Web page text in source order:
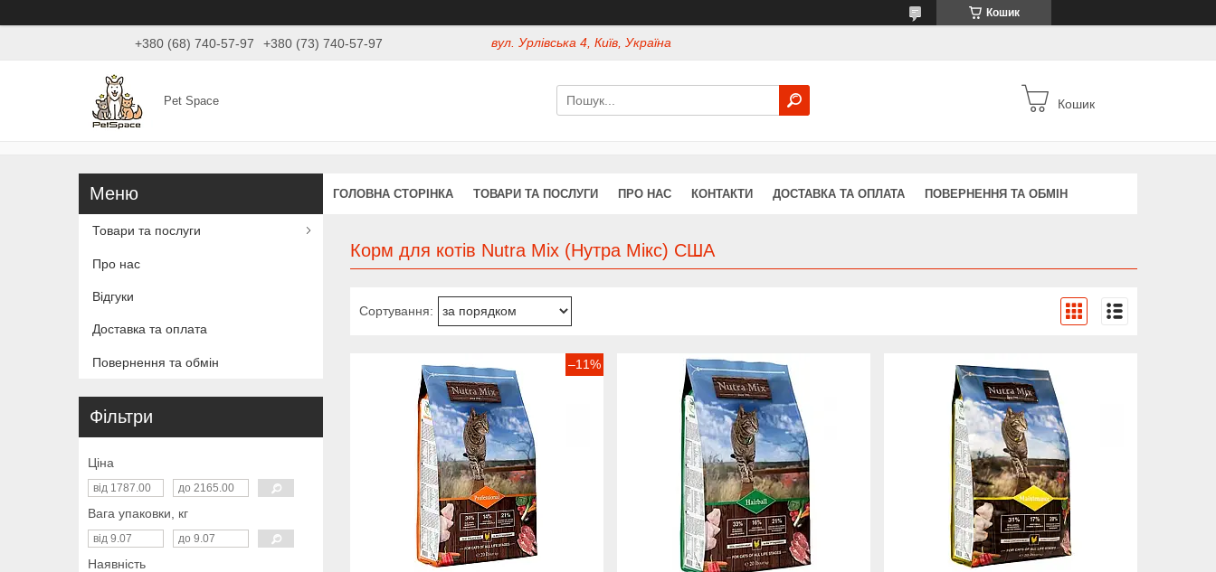
Кошик
+380 (68) 740-57-97 +380 (73) 740-57-97 вул. Урлівська 4, Київ, Україна
Pet Space Кошик
ГОЛОВНА СТОРІНКА ТОВАРИ ТА ПОСЛУГИ ПРО НАС КОНТАКТИ ДОСТАВКА ТА ОПЛАТА ПОВЕРНЕННЯ ТА ОБМІН
Корм для котів Nutra Mix (Нутра Мiкс) США
–11%
Товари та послуги
Про нас
Відгуки
Доставка та оплата
Повернення та обмін
Фільтри
Ціна
Вага упаковки, кг
Наявність